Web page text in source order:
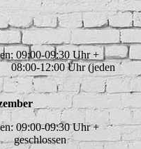
09:00-09:30 Uhr +
12:00 Uhr (jeden
09:00-09:30 Uhr +